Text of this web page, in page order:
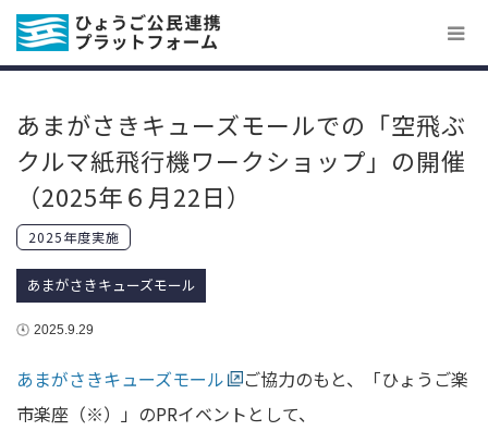
あまがさきキューズモールでの「空飛ぶ
クルマ紙飛行機ワークショップ」の開催
（2025年６月22日）
2025年度実施
あまがさきキューズモール
2025.9.29
あまがさきキューズモール
ご協力のもと、「ひょうご楽
市楽座（※）」のPRイベントとして、